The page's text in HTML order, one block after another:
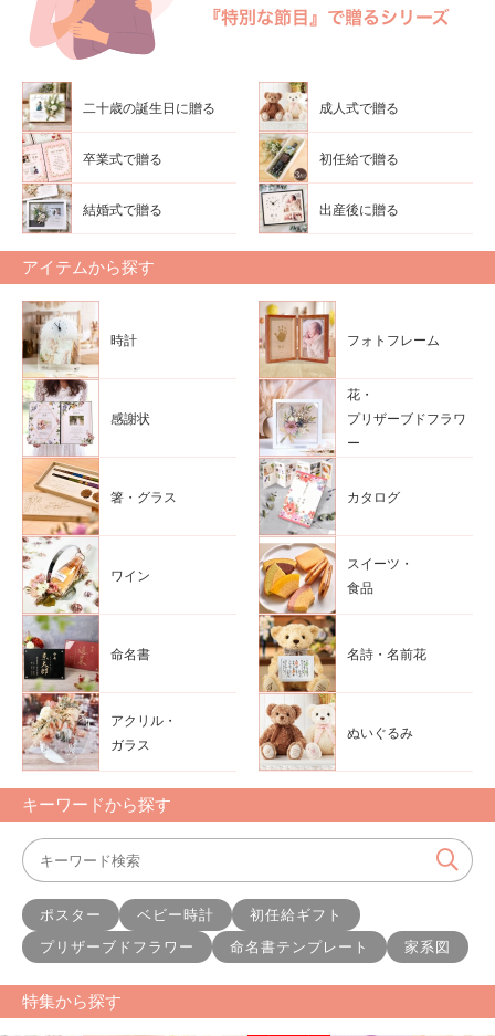
二十歳の誕生日に贈る 成人式で贈る
卒業式で贈る 初任給で贈る
結婚式で贈る 出産後に贈る
アイテムから探す
時計 フォトフレーム
感謝状
花・
プリザーブドフラワ
ー
箸・グラス カタログ
ワイン
スイーツ・
食品
命名書 名詩・名前花
アクリル・
ガラス
ぬいぐるみ
キーワードから探す
ポスター ベビー時計
初任給ギフト
プリザーブドフラワー
命名書テンプレート 家系図
特集から探す